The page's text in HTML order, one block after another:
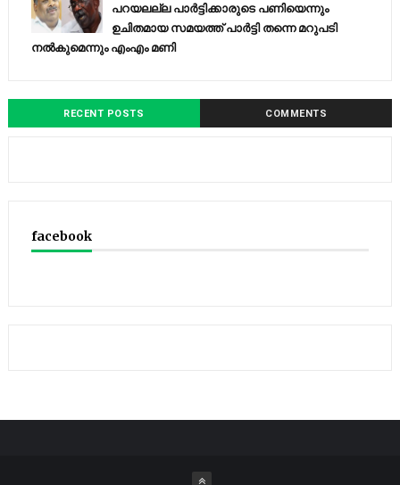
പറയലല്ല പാര്‍ട്ടിക്കാരുടെ പണിയെന്നും
ഉചിതമായ സമയത്ത് പാര്‍ട്ടി തന്നെ മറുപടി
നല്‍കുമെന്നും എംഎം മണി
RECENT POSTS COMMENTS
facebook